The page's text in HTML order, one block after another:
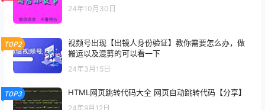
24年10月30日
TOP2
视频号出现【出镜人身份验证】教你需要怎么办，做
搬运以及混剪的可以看一下
24年3月15日
TOP3 HTML网页跳转代码大全 网页自动跳转代码【分享】
24年9月12日